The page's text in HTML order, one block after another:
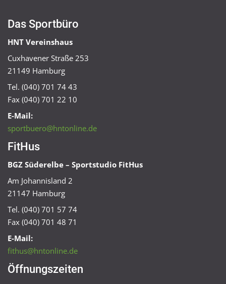
Das Sportbüro
HNT Vereinshaus
Cuxhavener Straße 253
21149 Hamburg
Tel. (040) 701 74 43
Fax (040) 701 22 10
E-Mail:
sportbuero@hntonline.de
FitHus
BGZ Süderelbe – Sportstudio FitHus
Am Johannisland 2
21147 Hamburg
Tel. (040) 701 57 74
Fax (040) 701 48 71
E-Mail:
fithus@hntonline.de
Öffnungszeiten